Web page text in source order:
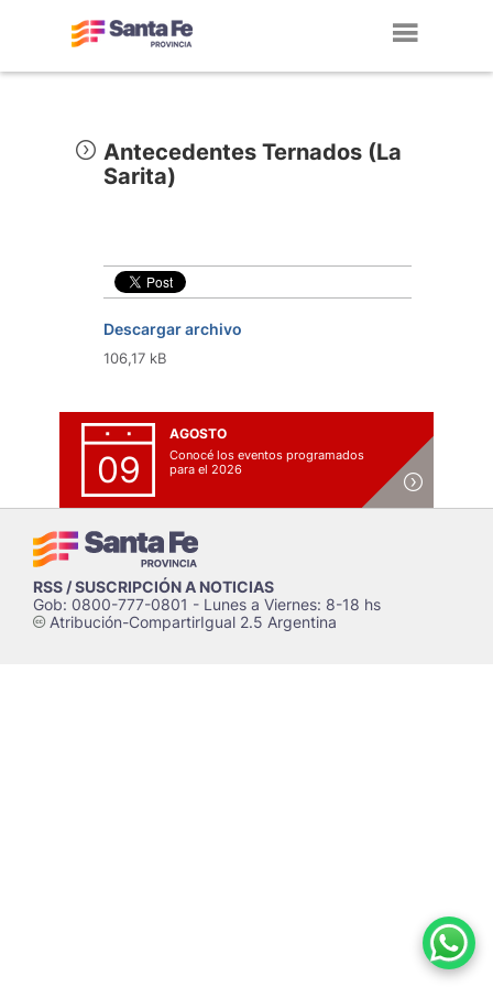
Antecedentes Ternados (La
Sarita)
Descargar archivo
106,17 kB
09
AGOSTO
Conocé los eventos programados
para el 2026
RSS / SUSCRIPCIÓN A NOTICIAS
Gob: 0800-777-0801 - Lunes a Viernes: 8-18 hs
cAtribución-CompartirIgual 2.5 Argentina